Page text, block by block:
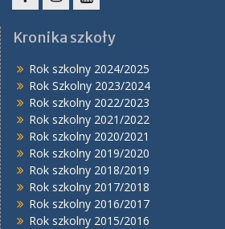
Kronika szkoły
Rok szkolny 2024/2025
Rok Szkolny 2023/2024
Rok szkolny 2022/2023
Rok szkolny 2021/2022
Rok szkolny 2020/2021
Rok szkolny 2019/2020
Rok szkolny 2018/2019
Rok szkolny 2017/2018
Rok szkolny 2016/2017
Rok szkolny 2015/2016